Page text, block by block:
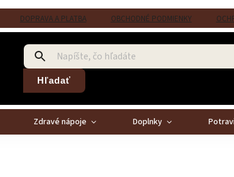
DOPRAVA A PLATBA OBCHODNÉ PODMIENKY
Hľadať
Zdravé nápoje Doplnky